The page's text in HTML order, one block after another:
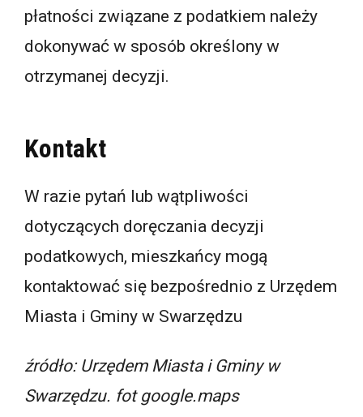
płatności związane z podatkiem należy
dokonywać w sposób określony w
otrzymanej decyzji.
Kontakt
W razie pytań lub wątpliwości
dotyczących doręczania decyzji
podatkowych, mieszkańcy mogą
kontaktować się bezpośrednio z Urzędem
Miasta i Gminy w Swarzędzu
źródło: Urzędem Miasta i Gminy w
Swarzędzu. fot google.maps